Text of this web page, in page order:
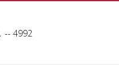
-- 4992